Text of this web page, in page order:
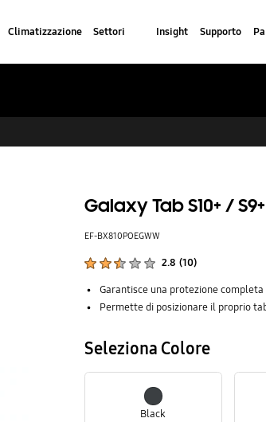
Climatizzazione Settori Insight Supporto
Galaxy Tab S10+ /
EF-BX810POEGWW
2.8 (10)
Garantisce una protezione
Permette di posizionare il proprio
Seleziona Colore
Black